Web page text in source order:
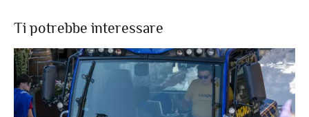
Ti potrebbe interessare